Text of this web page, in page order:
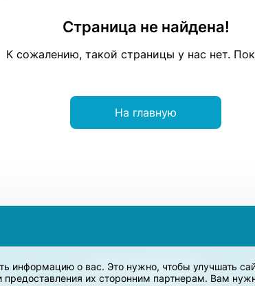
информацию о вас. Это нужно, чтобы улучшать
их сторонним партнерам. Вам
Страница не найдена!
К сожалению, такой страницы у нас нет.
На главную